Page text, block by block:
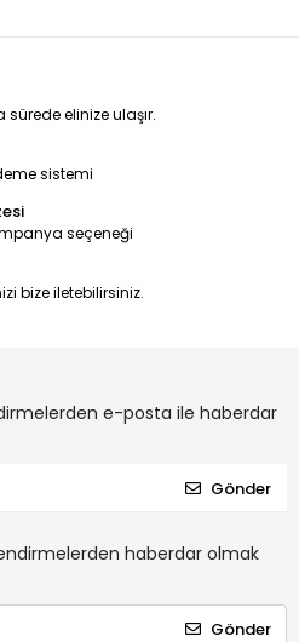
sürede elinize ulaşır.
sistemi
seçeneği
bize iletebilirsiniz.
e-posta ile haberdar
Gönder
haberdar olmak
Gönder